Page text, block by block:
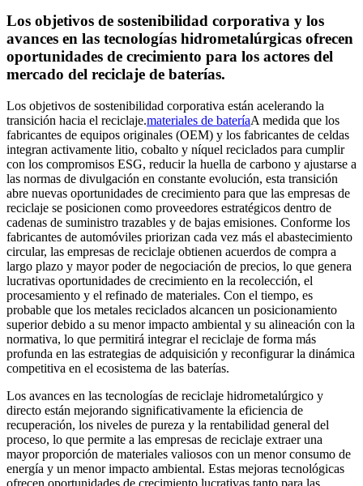
Los objetivos de sostenibilidad corporativa y los
avances en las tecnologías hidrometalúrgicas ofrecen
oportunidades de crecimiento para los actores del
mercado del reciclaje de baterías.
Los objetivos de sostenibilidad corporativa están acelerando la
transición hacia el reciclaje.materiales de bateríaA medida que los
fabricantes de equipos originales (OEM) y los fabricantes de celdas
integran activamente litio, cobalto y níquel reciclados para cumplir
con los compromisos ESG, reducir la huella de carbono y ajustarse a
las normas de divulgación en constante evolución, esta transición
abre nuevas oportunidades de crecimiento para que las empresas de
reciclaje se posicionen como proveedores estratégicos dentro de
cadenas de suministro trazables y de bajas emisiones. Conforme los
fabricantes de automóviles priorizan cada vez más el abastecimiento
circular, las empresas de reciclaje obtienen acuerdos de compra a
largo plazo y mayor poder de negociación de precios, lo que genera
lucrativas oportunidades de crecimiento en la recolección, el
procesamiento y el refinado de materiales. Con el tiempo, es
probable que los metales reciclados alcancen un posicionamiento
superior debido a su menor impacto ambiental y su alineación con la
normativa, lo que permitirá integrar el reciclaje de forma más
profunda en las estrategias de adquisición y reconfigurar la dinámica
competitiva en el ecosistema de las baterías.
Los avances en las tecnologías de reciclaje hidrometalúrgico y
directo están mejorando significativamente la eficiencia de
recuperación, los niveles de pureza y la rentabilidad general del
proceso, lo que permite a las empresas de reciclaje extraer una
mayor proporción de materiales valiosos con un menor consumo de
energía y un menor impacto ambiental. Estas mejoras tecnológicas
ofrecen oportunidades de crecimiento lucrativas tanto para las